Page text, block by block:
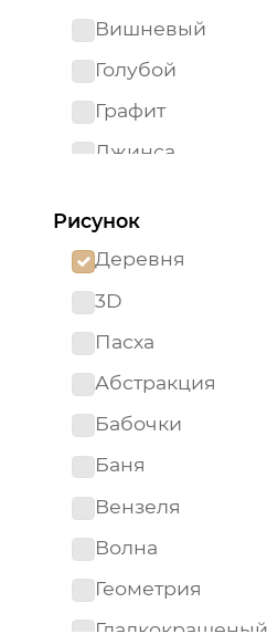
Вишневый
Голубой
Графит
Джинса
Золотистый
Золотой
Изумрудный
Капучино
Коричневый
Красный
Ментоловый
Мятный
Оливковый
Оранжевый
Рисунок
Деревня
3D
Пасха
Абстракция
Бабочки
Баня
Вензеля
Волна
Геометрия
Гладкокрашеный